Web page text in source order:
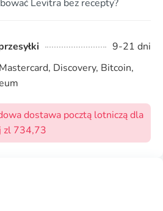
Levitra bez recepty?
9-21 dni
Discovery, Bitcoin,
dostawa pocztą lotniczą dla
zl 734,73